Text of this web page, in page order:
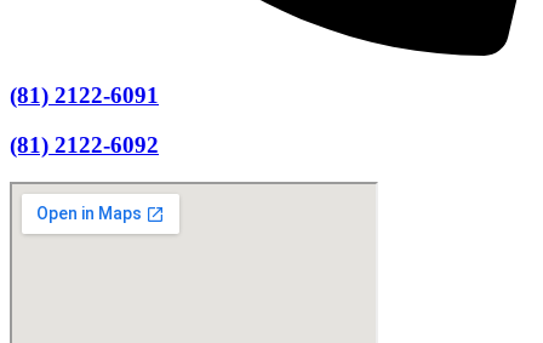
(81) 2122-6091
(81) 2122-6092